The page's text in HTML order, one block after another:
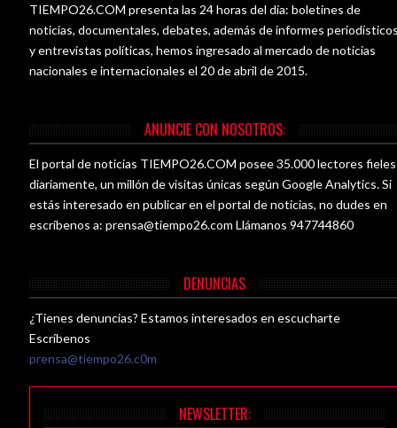
TIEMPO26.COM presenta las 24 horas del día: boletines de
noticias, documentales, debates, además de informes
y entrevistas políticas, hemos ingresado al mercado de noticias
nacionales e internacionales el 20 de abril de 2015.
ANUNCIE CON NOSOTROS:
El portal de noticias TIEMPO26.COM posee 35.000 lectores fieles
diariamente, un millón de visitas únicas según Google Analytics. Si
estás interesado en publicar en el portal de noticias, no dudes en
escríbenos a:prensa@tiempo26.com Llámanos 947744860
DENUNCIAS
¿Tienes denuncias? Estamos interesados en escucharte
Escríbenos
prensa@tiempo26.c0m
NEWSLETTER: